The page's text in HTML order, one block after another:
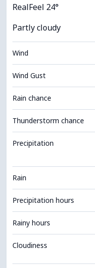
RealFeel 24°
Partly cloudy
Wind
Wind Gust
Rain chance
Thunderstorm chance
Precipitation
Rain
Precipitation hours
Rainy hours
Cloudiness